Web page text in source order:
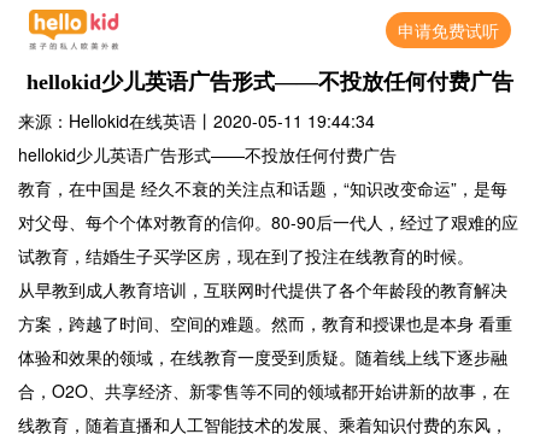
申请免费试听
hellokid少儿英语广告形式——不投放任何付费广告
来源：Hellokid在线英语 丨 2020-05-11 19:44:34
hellokid少儿英语广告形式——不投放任何付费广告
教育，在中国是 经久不衰的关注点和话题，“知识改变命运”，是每
对父母、每个个体对教育的信仰。80-90后一代人，经过了艰难的应
试教育，结婚生子买学区房，现在到了投注在线教育的时候。
从早教到成人教育培训，互联网时代提供了各个年龄段的教育解决
方案，跨越了时间、空间的难题。然而，教育和授课也是本身 看重
体验和效果的领域，在线教育一度受到质疑。随着线上线下逐步融
合，O2O、共享经济、新零售等不同的领域都开始讲新的故事，在
线教育，随着直播和人工智能技术的发展、乘着知识付费的东风，